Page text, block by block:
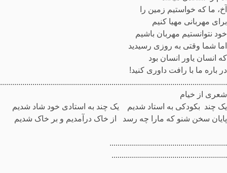
آخ، ما که خواستیم زمین را
برای مهربانی مهیا کنیم
خود نتوانستیم مهربان باشیم
اما شما وقتی به روزی رسیدید
که انسان یاور انسان بود
در باره ما با رافت داوری کنید!
شعری از خیام
یک چند بکودکی به استاد شدیم یک چند به استادی خود شاد شدیم
پایان سخن شنو که مارا چه رسد از خاک درآمدیم و بر خاک شدیم
..........................................................
.........................................................